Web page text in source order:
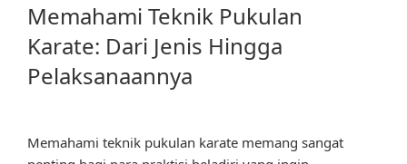
Memahami Teknik Pukulan
Karate: Dari Jenis Hingga
Pelaksanaannya
Memahami teknik pukulan karate memang sangat